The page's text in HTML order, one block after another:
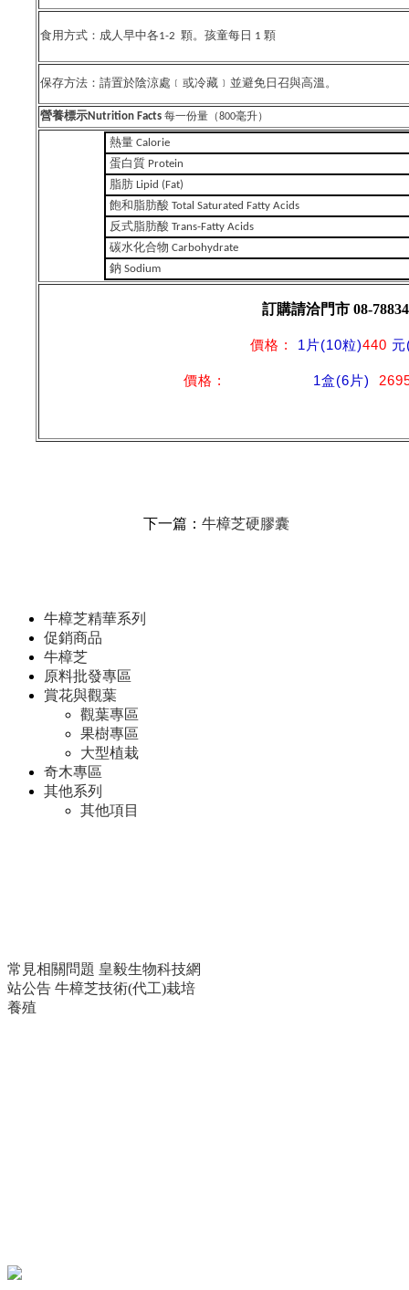
食用方式：成人早中各1-2 顆。孩童每日 1 顆
保存方法：請置於陰涼處﹝或冷藏﹞並避免日召與高溫。
營養標示Nutrition Facts 每一份量（800毫升）
熱量 Calorie
蛋白質 Protein
脂肪 Lipid (Fat)
飽和脂肪酸 Total Saturated Fatty Acids
反式脂肪酸 Trans-Fatty Acids
碳水化合物 Carbohydrate
鈉 Sodium
訂購請洽門市 08-
價格 : 1片(10粒)440
價格 : 1盒(6片)
下一篇： 牛樟芝硬膠囊
牛樟芝精華系列
促銷商品
牛樟芝
原料批發專區
賞花與觀葉
觀葉專區
果樹專區
大型植栽
奇木專區
其他系列
其他項目
常見相關問題 皇毅生物科技網
站公告 牛樟芝技術(代工)栽培
養殖